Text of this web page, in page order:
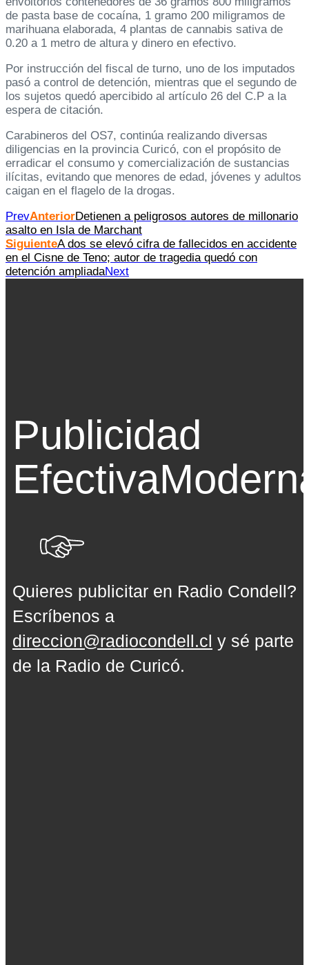
de pasta base de cocaína, 1 gramo 200 miligramos de
marihuana elaborada, 4 plantas de cannabis sativa de
0.20 a 1 metro de altura y dinero en efectivo.
Por instrucción del fiscal de turno, uno de los imputados
pasó a control de detención, mientras que el segundo de
los sujetos quedó apercibido al artículo 26 del C.P a la
espera de citación.
Carabineros del OS7, continúa realizando diversas
diligencias en la provincia Curicó, con el propósito de
erradicar el consumo y comercialización de sustancias
ilícitas, evitando que menores de edad, jóvenes y adultos
caigan en el flagelo de la drogas.
PrevAnteriorDetienen a peligrosos autores de millonario
asalto en Isla de Marchant
SiguienteA dos se elevó cifra de fallecidos en accidente
en el Cisne de Teno; autor de tragedia quedó con
detención ampliadaNext
Publicidad
Efectiva
Quieres publicitar en Radio Condell?
Escríbenos a
direccion@radiocondell.cl y sé parte
de la Radio de Curicó.